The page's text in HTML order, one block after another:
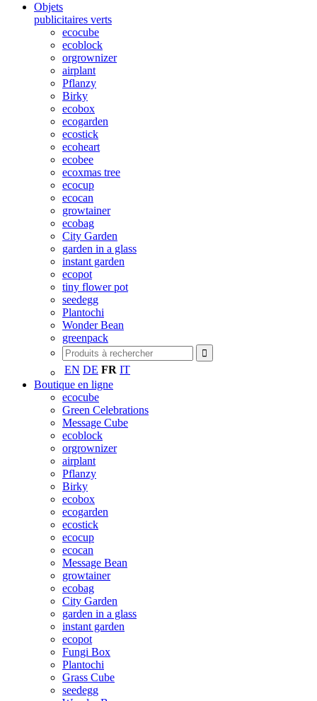
Objets
publicitaires verts
ecocube
ecoblock
orgrownizer
airplant
Pflanzy
Birky
ecobox
ecogarden
ecostick
ecoheart
ecobee
ecoxmas tree
ecocup
ecocan
growtainer
ecobag
City Garden
garden in a glass
instant garden
ecopot
tiny flower pot
seedegg
Plantochi
Wonder Bean
greenpack
EN DE FR IT
Boutique en ligne
ecocube
Green Celebrations
Message Cube
ecoblock
orgrownizer
airplant
Pflanzy
Birky
ecobox
ecogarden
ecostick
ecocup
ecocan
Message Bean
growtainer
ecobag
City Garden
garden in a glass
instant garden
ecopot
Fungi Box
Plantochi
Grass Cube
seedegg